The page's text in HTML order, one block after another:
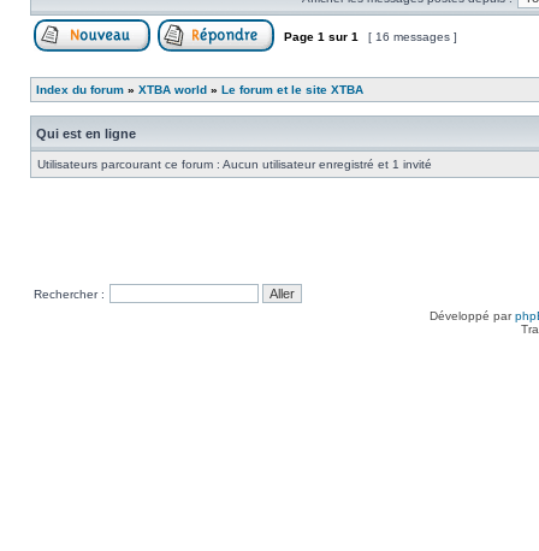
Page 1 sur 1 [ 16 messages ]
Index du forum » XTBA world » Le forum et le site XTBA
Qui est en ligne
Utilisateurs parcourant ce forum : Aucun utilisateur enregistré et 1 invité
Rechercher :
Développé par